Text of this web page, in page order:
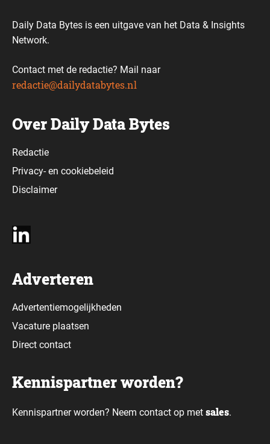
Daily Data Bytes is een uitgave van het Data & Insights
Network.
Contact met de redactie? Mail naar
redactie@dailydatabytes.nl
Over Daily Data Bytes
Redactie
Privacy-en cookiebeleid
Disclaimer
Adverteren
Advertentiemogelijkheden
Vacature plaatsen
Direct contact
Kennispartner worden?
Kennispartner worden? Neem contact op met sales.